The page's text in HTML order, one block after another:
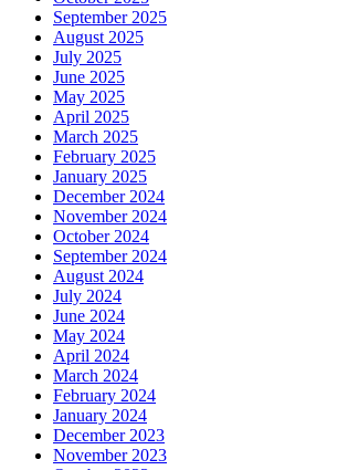
September 2025
August 2025
July 2025
June 2025
May 2025
April 2025
March 2025
February 2025
January 2025
December 2024
November 2024
October 2024
September 2024
August 2024
July 2024
June 2024
May 2024
April 2024
March 2024
February 2024
January 2024
December 2023
November 2023